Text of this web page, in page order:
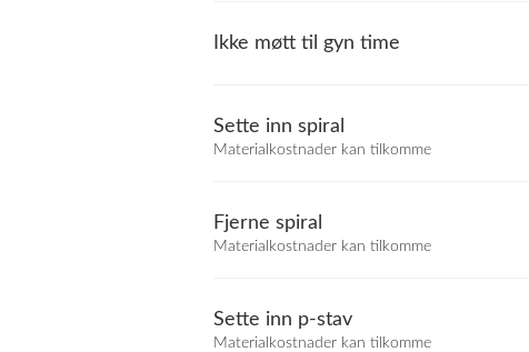
Ikke møtt til gyn time
Sette inn spiral
Materialkostnader kan tilkomme
Fjerne spiral
Materialkostnader kan tilkomme
Sette inn p-stav
Materialkostnader kan tilkomme